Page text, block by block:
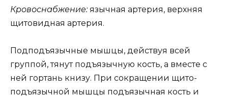
Кровоснабжение:язычная артерия, верхняя
щитовидная артерия.
Подподъязычные мышцы, действуя всей
группой, тянут подъязычную кость, а вместе с
ней гортань книзу. При сокращении щито-
подъязычной мышцы подъязычная кость и